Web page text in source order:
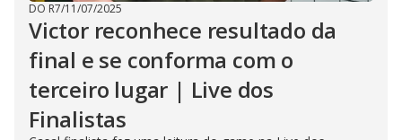
DO R7/11/07/2025
Victor reconhece resultado da
final e se conforma com o
terceiro lugar | Live dos
Finalistas